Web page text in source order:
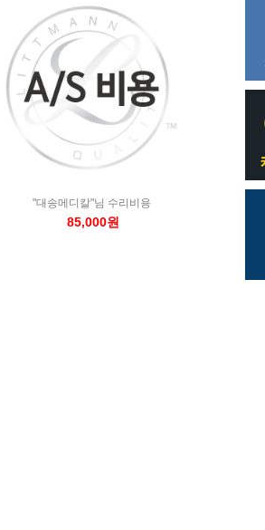
"대송메디칼"님 수리비용
85,000원